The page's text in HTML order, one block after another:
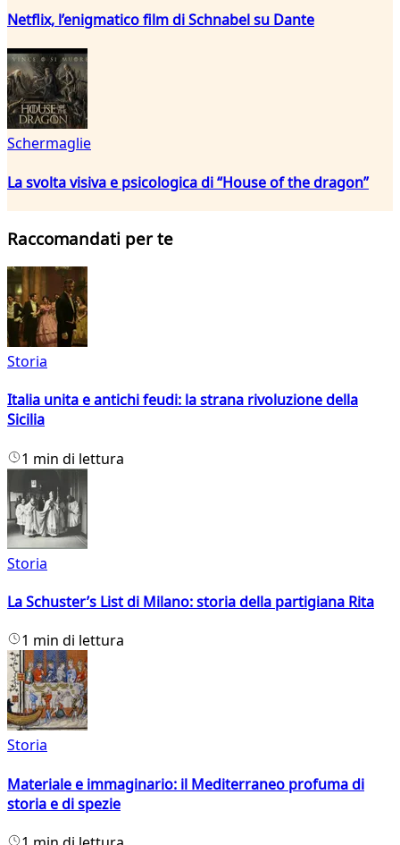
Netflix, l’enigmatico film di Schnabel su Dante
Schermaglie
La svolta visiva e psicologica di “House of the dragon”
Raccomandati per te
Storia
Italia unita e antichi feudi: la strana rivoluzione della
Sicilia
1 min di lettura
Storia
La Schuster’s List di Milano: storia della partigiana Rita
1 min di lettura
Storia
Materiale e immaginario: il Mediterraneo profuma di
storia e di spezie